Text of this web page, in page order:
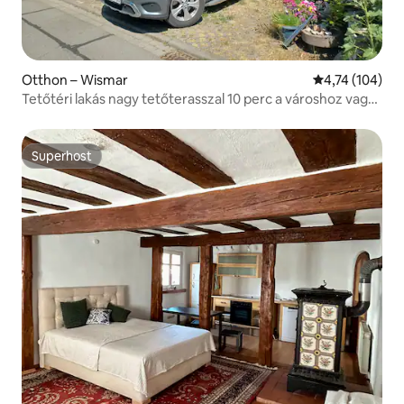
Otthon – Wismar Átlagos
4,74 (104)
Tetőtéri lakás nagy tetőterasszal 10 perc a városhoz vagy
Superhost
Superhost